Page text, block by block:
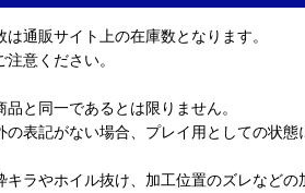
通販サイト上の在庫数となります。
意ください。
と同一であるとは限りません。
表記がない場合、プレイ用としての状態
ラやホイル抜け、加工位置のズレなど